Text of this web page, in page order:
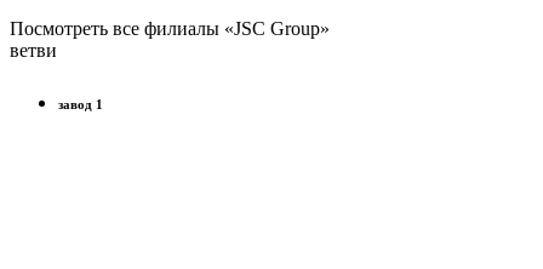
Посмотреть все филиалы «JSC Group»
ветви
завод 1